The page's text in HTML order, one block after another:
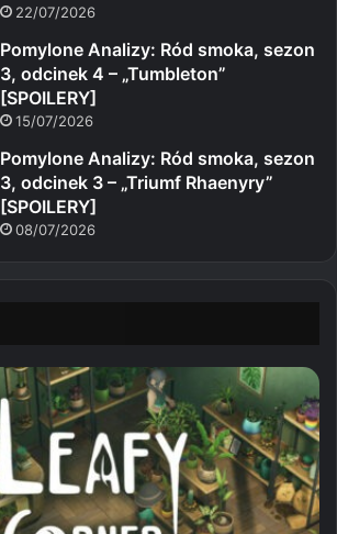
22/07/2026
Pomylone Analizy: Ród smoka, sezon
3, odcinek 4 – „Tumbleton”
[SPOILERY]
15/07/2026
Pomylone Analizy: Ród smoka, sezon
3, odcinek 3 – „Triumf Rhaenyry”
[SPOILERY]
08/07/2026